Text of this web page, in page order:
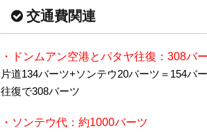
交通費関連
・ドンムアン空港とパタヤ往復：308バ
片道134バーツ+ソンテウ20バーツ＝154バ
往復で308バーツ
・ソンテウ代：約1000バーツ